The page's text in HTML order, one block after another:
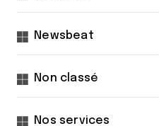
Newsbeat
Non classé
Nos services